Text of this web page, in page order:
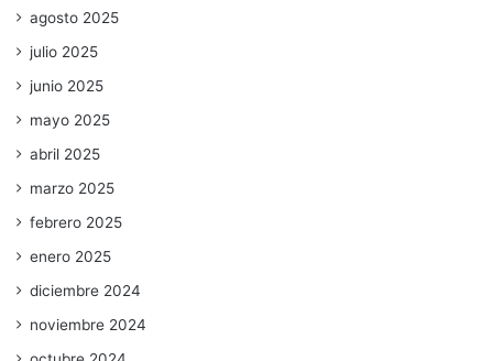
agosto 2025
julio 2025
junio 2025
mayo 2025
abril 2025
marzo 2025
febrero 2025
enero 2025
diciembre 2024
noviembre 2024